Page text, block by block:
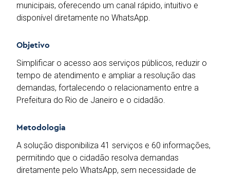
municipais, oferecendo um canal rápido, intuitivo e
disponível diretamente no WhatsApp.
Objetivo
Simplificar o acesso aos serviços públicos, reduzir o
tempo de atendimento e ampliar a resolução das
demandas, fortalecendo o relacionamento entre a
Prefeitura do Rio de Janeiro e o cidadão.
Metodologia
A solução disponibiliza 41 serviços e 60 informações,
permitindo que o cidadão resolva demandas
diretamente pelo WhatsApp, sem necessidade de